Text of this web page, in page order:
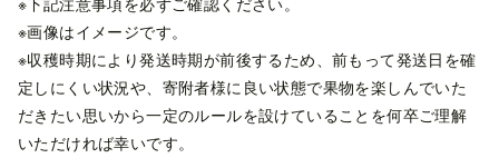
※画像はイメージです。
※収穫時期により発送時期が前後するため、前もって発送日を確
定しにくい状況や、寄附者様に良い状態で果物を楽しんでいた
だきたい思いから一定のルールを設けていることを何卒ご理解
いただければ幸いです。